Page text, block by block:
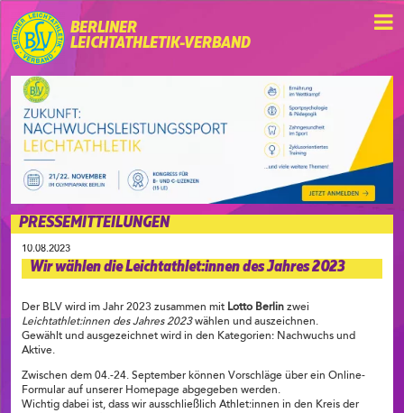
BERLINER
LEICHTATHLETIK-VERBAND
PRESSEMITTEILUNGEN
10.08.2023
Wir wählen die Leichtathlet:innen des Jahres 2023
Der BLV wird im Jahr 2023 zusammen mit Lotto Berlin zwei
Leichtathlet:innen des Jahres 2023wählen und auszeichnen.
Gewählt und ausgezeichnet wird in den Kategorien: Nachwuchs und
Aktive.
Zwischen dem 04.-24. September können Vorschläge über ein Online-
Formular auf unserer Homepage abgegeben werden.
Wichtig dabei ist, dass wir ausschließlich Athlet:innen in den Kreis der